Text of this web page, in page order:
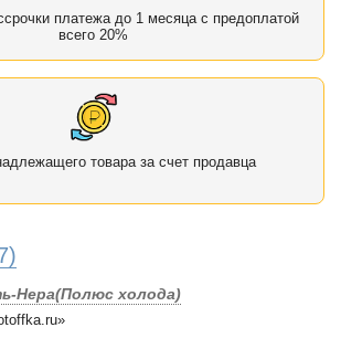
платежа до 1 месяца с предоплатой
всего 20%
товара за счет продавца
Нера(Полюс холода)